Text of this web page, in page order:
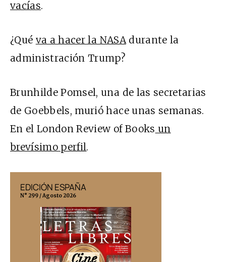
vacías.
¿Qué va a hacer la NASAdurante la
administración Trump?
Brunhilde Pomsel, una de las secretarias
de Goebbels, murió hace unas semanas.
En el London Review of Books un
brevísimo perfil.
EDICIÓN ESPAÑA
N° 299 / Agosto 2026